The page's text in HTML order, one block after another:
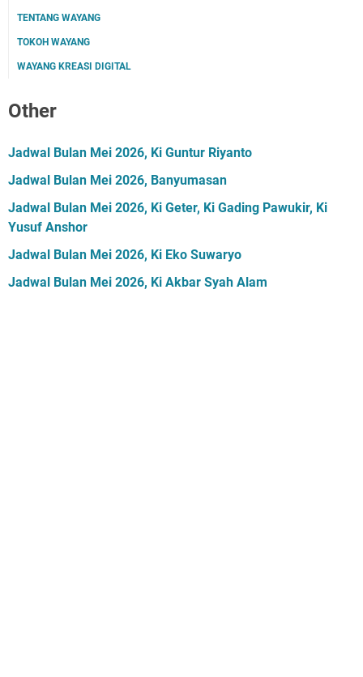
TENTANG WAYANG
TOKOH WAYANG
WAYANG KREASI DIGITAL
Other
Jadwal Bulan Mei 2026, Ki Guntur Riyanto
Jadwal Bulan Mei 2026, Banyumasan
Jadwal Bulan Mei 2026, Ki Geter, Ki Gading Pawukir, Ki
Yusuf Anshor
Jadwal Bulan Mei 2026, Ki Eko Suwaryo
Jadwal Bulan Mei 2026, Ki Akbar Syah Alam